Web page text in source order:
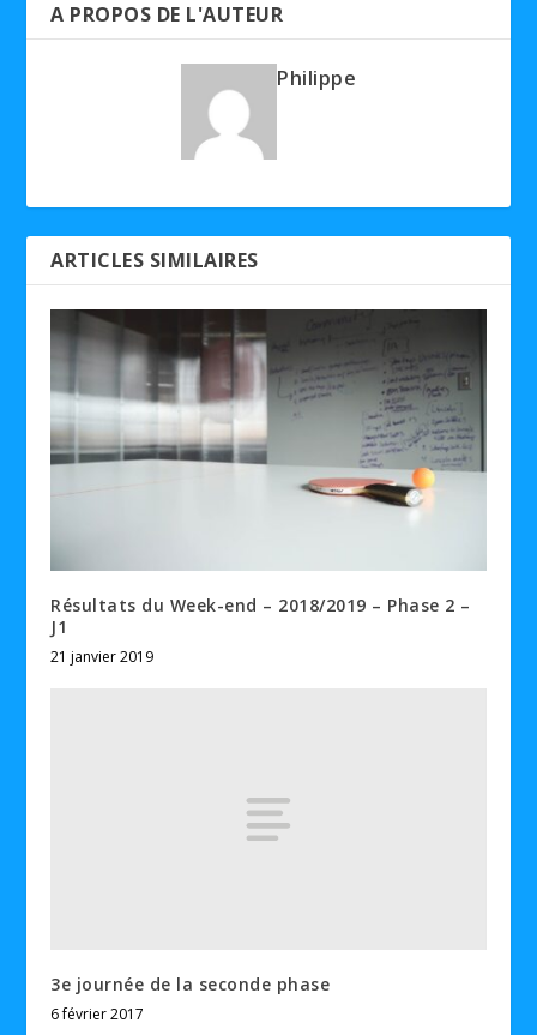
A PROPOS DE L'AUTEUR
Philippe
ARTICLES SIMILAIRES
Résultats du Week-end – 2018/2019 – Phase 2 –
J1
21 janvier 2019
3e journée de la seconde phase
6 février 2017